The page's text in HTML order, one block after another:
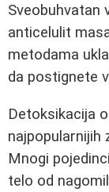
Sveobuhvatan
anticelulit
metodama
da postignete
Detoksikacija
najpopularnijih
Mnogi
telo od